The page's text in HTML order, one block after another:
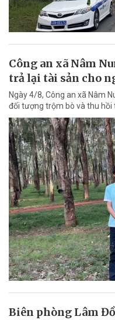
Công an xã Nâm
trả lại tài sản cho
Ngày 4/8, Công an xã Nâm
đối tượng trộm bò và thu hồi
Biên phòng Lâm